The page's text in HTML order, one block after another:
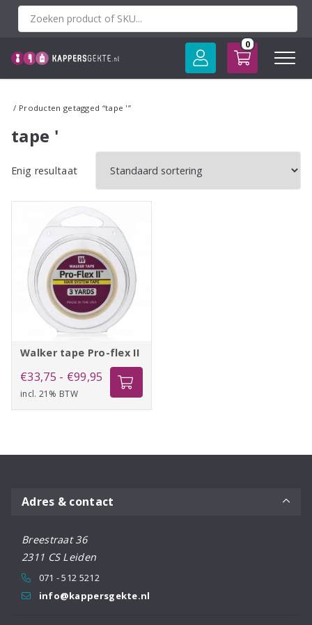
Spring
0
/ Producten getagged “tape '”
tape '
Enig resultaat
Walker tape Pro-flex II
€33,75 - €99,95 Prijsklasse:
€33,75
tot
incl. 21% BTW
Adres & contact
Breestraat 36
2311 CS Leiden
071 - 512 5212
info@kappersgekte.nl